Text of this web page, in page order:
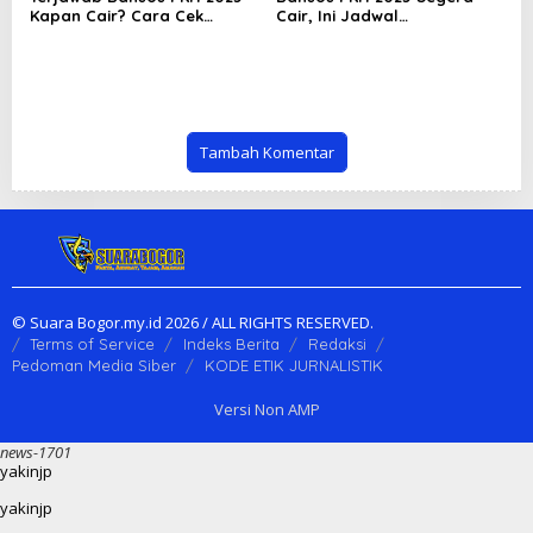
Kapan Cair? Cara Cek
Cair, Ini Jadwal
Tambah Komentar
© Suara Bogor.my.id 2026 / ALL RIGHTS RESERVED.
Terms of Service Indeks Berita
Redaksi
Pedoman Media Siber
KODE ETIK JURNALISTIK
Versi Non AMP
news-1701
yakinjp
yakinjp